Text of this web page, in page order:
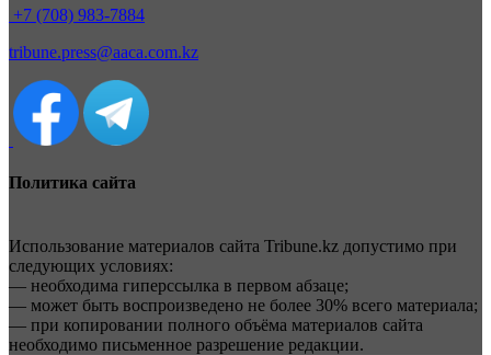
+7 (708) 983-7884
tribune.press@aaca.com.kz
Политика сайта
Использование материалов сайта Tribune.kz допустимо при
следующих условиях:
— необходима гиперссылка в первом абзаце;
— может быть воспроизведено не более 30% всего материала;
— при копировании полного объёма материалов сайта
необходимо письменное разрешение редакции.